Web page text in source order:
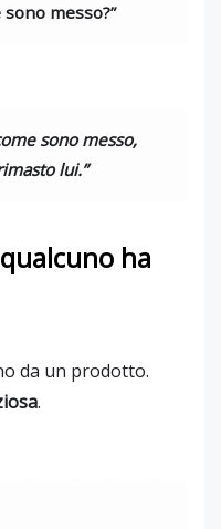
messo?”
sono messo,
lui.”
ha
da un prodotto.
.